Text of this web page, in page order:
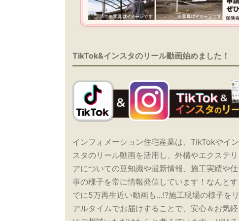
TikTok&インスタのリール動画始めました！
インフォメーション住宅産業は、TikTokやイン
スタのリール動画を活用し、外構やエクステリ
アについての豆知識や最新情報、施工実績や仕
事の様子を常に情報発信しています！なんとす
でに5万再生近い動画も…!?施工現場の様子をリ
アルタイムでお届けすることで、安心＆お気軽